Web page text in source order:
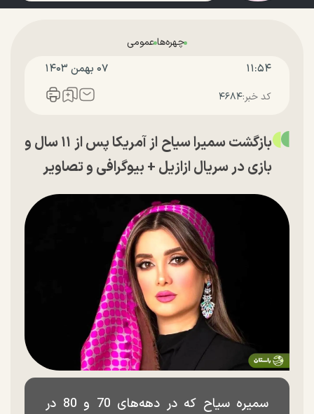
چهره‌هاعمومی
۱۱:۵۴ ۰۷ بهمن ۱۴۰۳
کد خبر:۴۶۸۴
بازگشت سمیرا سیاح از آمریکا پس از ۱۱ سال و
بازی در سریال ازازیل + بیوگرافی و تصاویر
سمیره سیاح که در دهه‌های 70 و 80 در